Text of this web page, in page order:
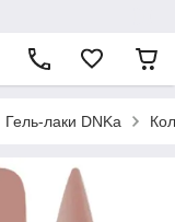
Гель-лаки DNKa